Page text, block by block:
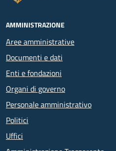
AMMINISTRAZIONE
Aree amministrative
Documenti e dati
Enti e fondazioni
Organi di governo
Personale amministrativo
Politici
Uffici